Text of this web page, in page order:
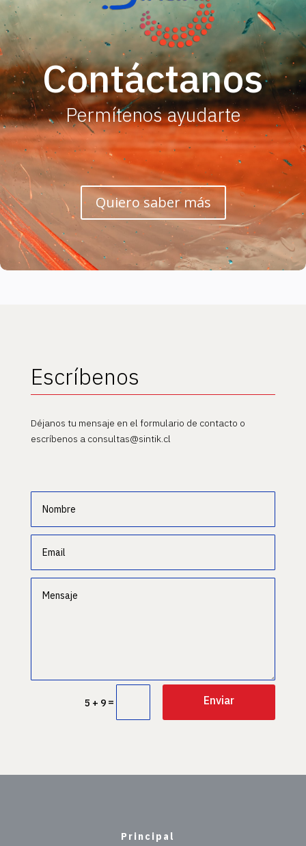
Contáctanos
Permítenos ayudarte
Quiero saber más
Escríbenos
Déjanos tu mensaje en el formulario de contacto o
escríbenos a consultas@sintik.cl
5 + 9 = Enviar
Principal